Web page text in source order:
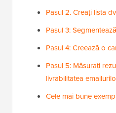
Pasul 2. Creați lista
Pasul 3:
Pasul 4: Creează o
Pasul 5: Măsurați
livrabilitatea
Cele mai bune